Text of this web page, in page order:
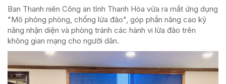
Ban Thanh niên Công an tỉnh Thanh Hóa vừa ra mắt ứng dụng
"Mô phỏng phòng, chống lừa đảo", góp phần nâng cao kỹ
năng nhận diện và phòng tránh các hành vi lừa đảo trên
không gian mạng cho người dân.